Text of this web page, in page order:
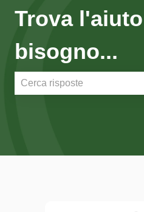
Trova
bisogno...